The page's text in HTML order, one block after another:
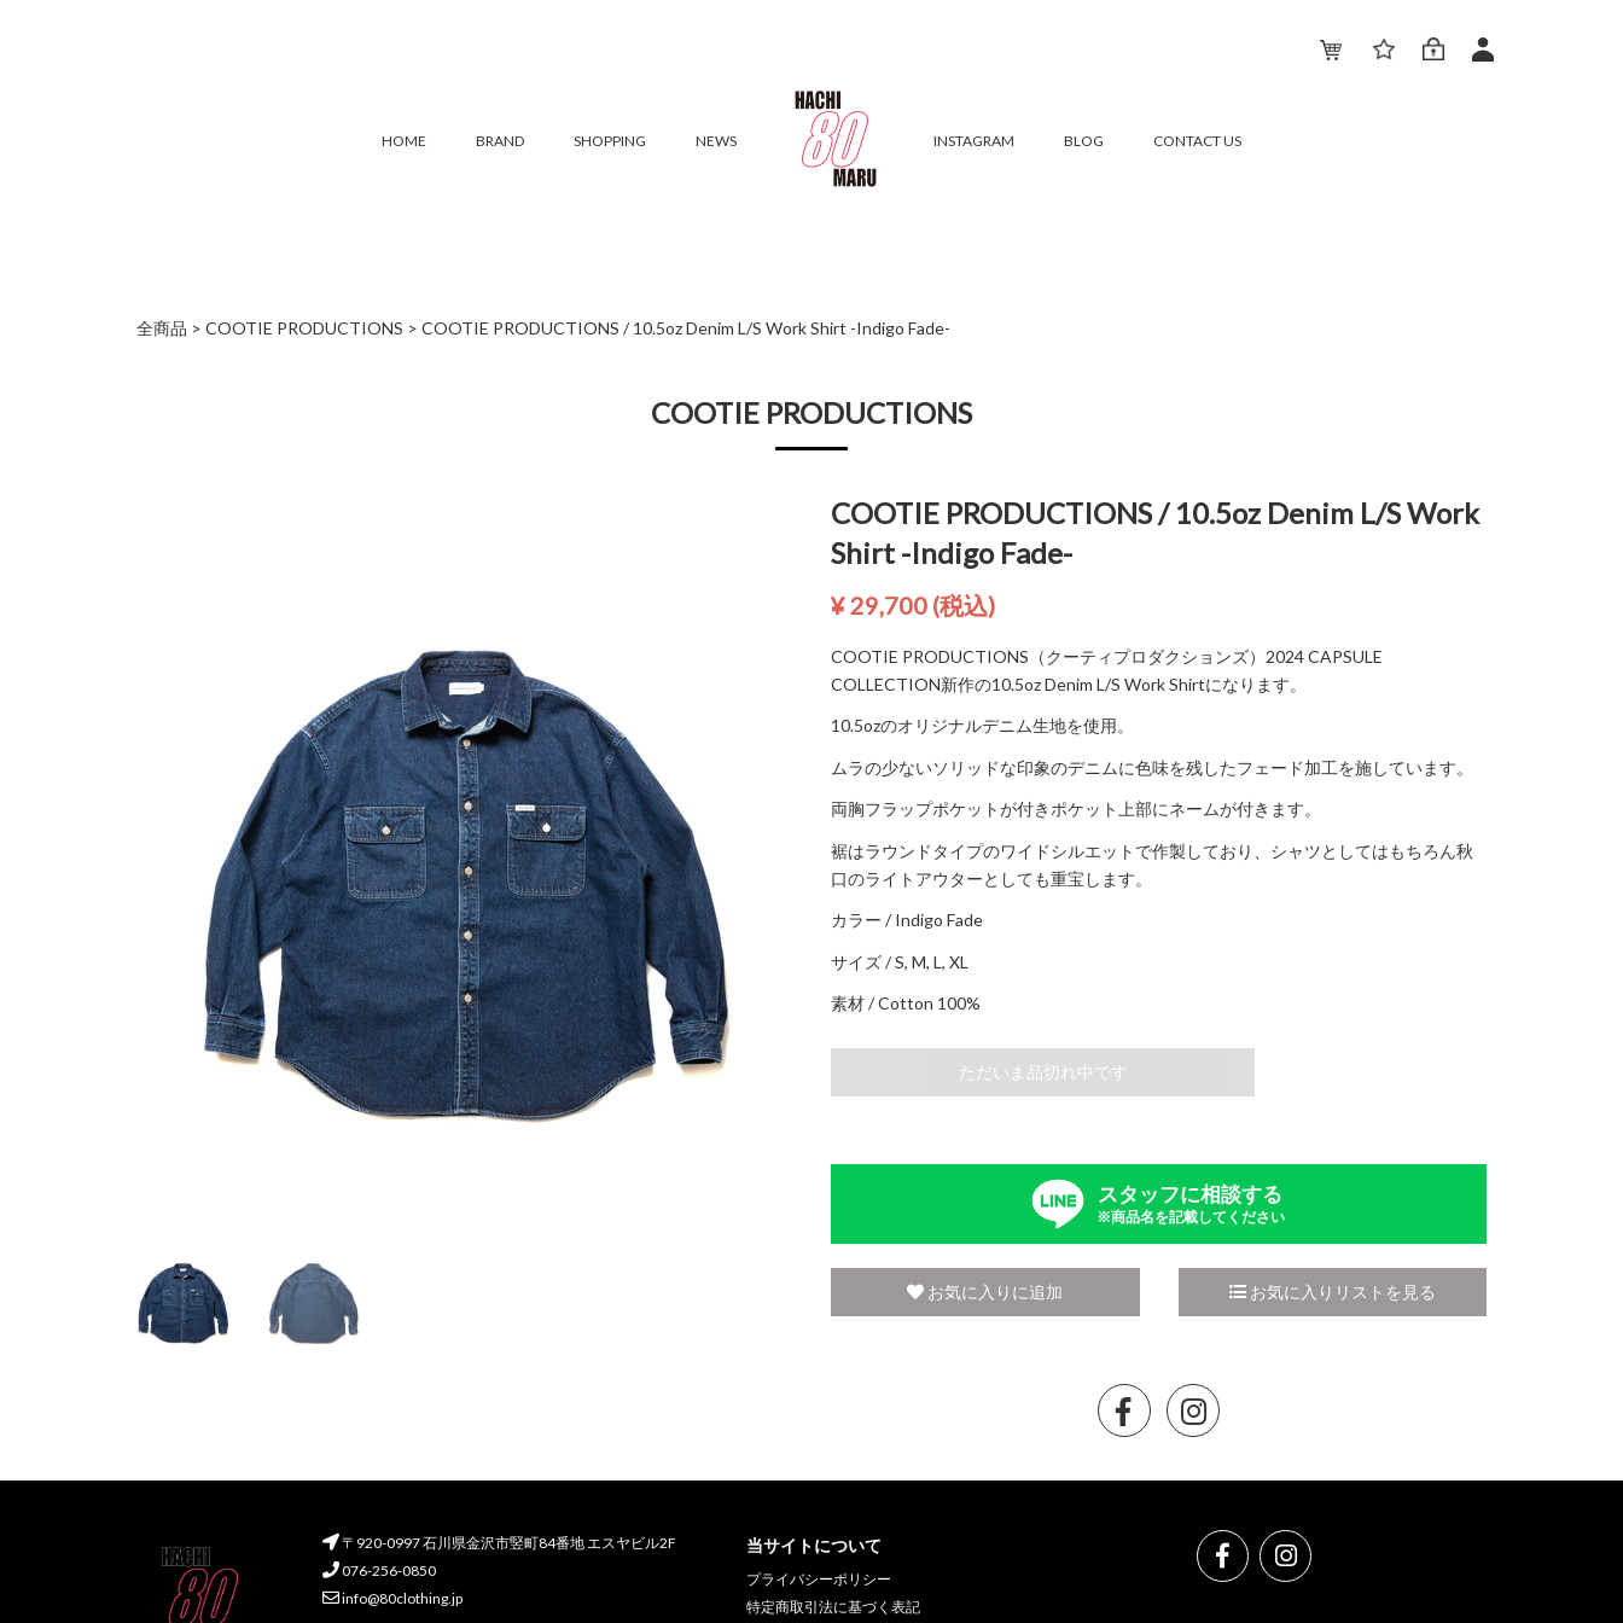
HOME BRAND SHOPPING NEWS INSTAGRAM BLOG CONTACT US
全商品 COOTIE PRODUCTIONS COOTIE PRODUCTIONS / 10.5oz Denim L/S Work Shirt -Indigo Fade-
COOTIE PRODUCTIONS
COOTIE PRODUCTIONS / 10.5oz Denim L/S Work
Shirt -Indigo Fade-
¥ 29,700 (税込)
COOTIE PRODUCTIONS（クーティプロダクションズ）2024 CAPSULE
COLLECTION新作の10.5oz Denim L/S Work Shirtになります。
10.5ozのオリジナルデニム生地を使用。
ムラの少ないソリッドな印象のデニムに色味を残したフェード加工を施しています。
両胸フラップポケットが付きポケット上部にネームが付きます。
裾はラウンドタイプのワイドシルエットで作製しており、シャツとしてはもちろん秋
口のライトアウターとしても重宝します。
カラー / Indigo Fade
サイズ / S, M, L, XL
素材 / Cotton 100%
ただいま品切れ中です
スタッフに相談する
※商品名を記載してください
お気に入りに追加 お気に入りリストを見る
〒920-0997 石川県金沢市竪町84番地 エスヤビル2F
076-256-0850
info@80clothing.jp
当サイトについて
プライバシーポリシー
特定商取引法に基づく表記